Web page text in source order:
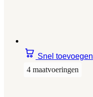
Snel toevoegen
4 maatvoeringen